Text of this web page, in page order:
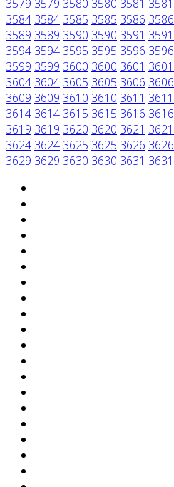
3579 3579 3580 3580 3581 3581
3584 3584 3585 3585 3586 3586
3589 3589 3590 3590 3591 3591
3594 3594 3595 3595 3596 3596
3599 3599 3600 3600 3601 3601
3604 3604 3605 3605 3606 3606
3609 3609 3610 3610 3611 3611
3614 3614 3615 3615 3616 3616
3619 3619 3620 3620 3621 3621
3624 3624 3625 3625 3626 3626
3629 3629 3630 3630 3631 3631